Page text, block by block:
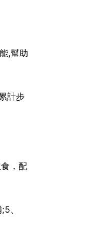
,幫助
計步
，配
、